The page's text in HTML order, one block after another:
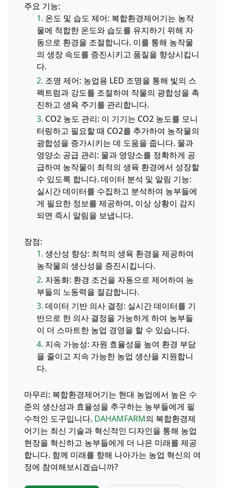
주요 기능:
1. 온도 및 습도 제어: 복합환경제어기는 농작
물에 적합한 온도와 습도를 유지하기 위해 자
동으로 환경을 조절합니다. 이를 통해 농작물
의 생장 속도를 증진시키고 품질을 향상시킵니
다.
2. 조명 제어: 농업용 LED 조명을 통해 빛의 스
펙트럼과 강도를 조절하여 작물의 광합성을 촉
진하고 생육 주기를 관리합니다.
3. CO2 농도 관리: 이 기기는 CO2 농도를 모니
터링하고 필요할 때 CO2를 추가하여 농작물의
광합성을 증가시키는 데 도움을 줍니다. 물과
영양소 공급 관리: 물과 영양소를 정확하게 공
급하여 농작물이 최적의 생육 환경에서 성장할
수 있도록 합니다. 데이터 분석 및 알림 기능:
실시간 데이터를 수집하고 분석하여 농부들에
게 필요한 정보를 제공하며, 이상 상황이 감지
되면 즉시 알림을 보냅니다.
장점:
1. 생산성 향상: 최적의 생육 환경을 제공하여
농작물의 생산성을 증진시킵니다.
2. 자동화: 환경 조건을 자동으로 제어하여 농
부들의 노동력을 절감합니다.
3. 데이터 기반 의사 결정: 실시간 데이터를 기
반으로 한 의사 결정을 가능하게 하여 농부들
이 더 스마트한 농업 경영을 할 수 있습니다.
4. 지속 가능성: 자원 효율성을 높여 환경 부담
을 줄이고 지속 가능한 농업 생산을 지원합니
다.
마무리: 복합환경제어기는 현대 농업에서 높은 수
준의 생산성과 효율성을 추구하는 농부들에게 필
수적인 도구입니다. DAHAMFARM의 복합환경제
어기는 최신 기술과 혁신적인 디자인을 통해 농업
현장을 혁신하고 농부들에게 더 나은 미래를 제공
합니다. 함께 미래를 향해 나아가는 농업 혁신의 여
정에 참여해보시겠습니까?